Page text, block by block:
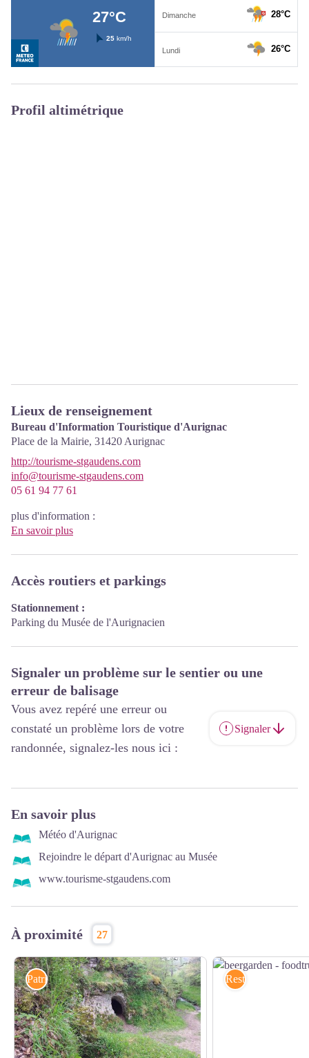
Profil altimétrique
Lieux de renseignement
Bureau d'Information Touristique d'Aurignac
Place de la Mairie, 31420 Aurignac
http://tourisme-stgaudens.com
info@tourisme-stgaudens.com
05 61 94 77 61
plus d'information :
En savoir plus
Accès routiers et parkings
Stationnement :
Parking du Musée de l'Aurignacien
Signaler un problème sur le sentier ou une
erreur de balisage
Vous avez repéré une erreur ou
constaté un problème lors de votre
randonnée, signalez-les nous ici :
Signaler
En savoir plus
Météo d'Aurignac
Rejoindre le départ d'Aurignac au Musée
www.tourisme-stgaudens.com
À proximité 27
Patrimoines culturels Restauration